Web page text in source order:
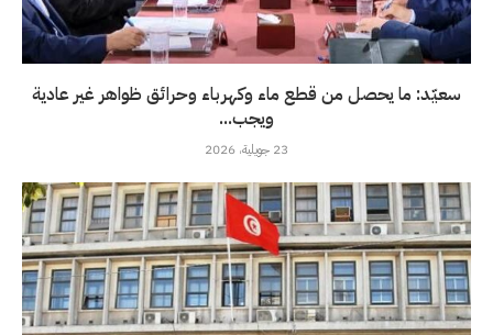
سعيّد: ما يحصل من قطع ماء وكهرباء وحرائق ظواهر غير عادية
ويجب...
23 جويلية، 2026